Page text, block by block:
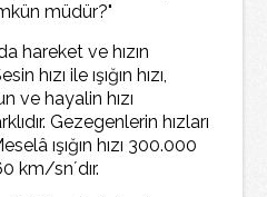
müdür?"
hareket ve hızın
hızı ile ışığın hızı,
ve hayalin hızı
Gezegenlerin hızları
ışığın hızı 300.000
km/sn´dır.